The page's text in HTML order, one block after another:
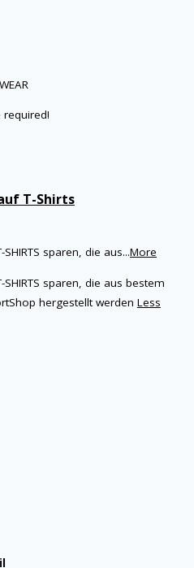
T-Shirts
sparen, die aus...More
sparen, die aus bestem
hergestellt werden Less